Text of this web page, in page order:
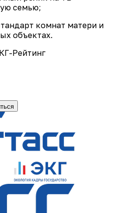
семью;
комнат матери и
объектах.
Рейтинг